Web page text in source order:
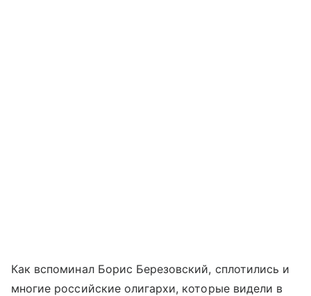
Как вспоминал Борис Березовский, сплотились и
многие российские олигархи, которые видели в